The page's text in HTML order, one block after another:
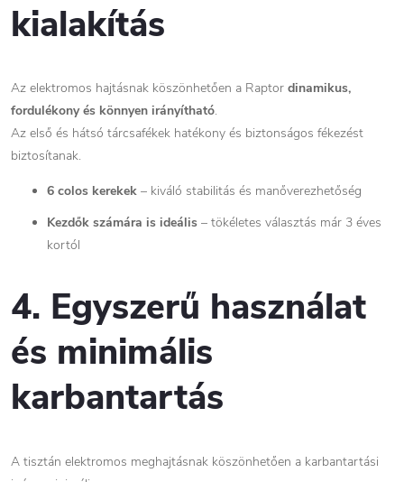
kialakítás
Az elektromos hajtásnak köszönhetően a Raptor dinamikus,
fordulékony és könnyen irányítható.
Az első és hátsó tárcsafékek hatékony és biztonságos fékezést
biztosítanak.
6 colos kerekek – kiváló stabilitás és manőverezhetőség
Kezdők számára is ideális – tökéletes választás már 3 éves
kortól
4. Egyszerű használat
és minimális
karbantartás
A tisztán elektromos meghajtásnak köszönhetően a karbantartási